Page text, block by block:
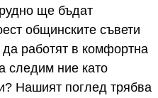
ще бъдат
общинските съвети
работят в комфортна
следим ние като
Нашият поглед трябва